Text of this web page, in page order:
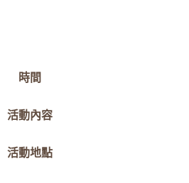
時間
活動內容
活動地點